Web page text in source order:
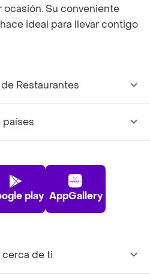
Su conveniente
ideal para llevar contigo
Restaurantes
países
play AppGallery
de ti